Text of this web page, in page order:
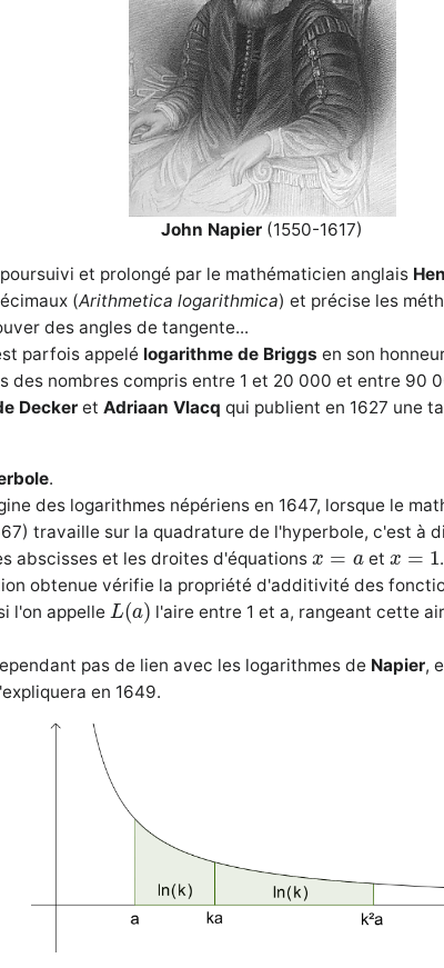
John Napier (1550-1617)
et prolongé par le mathématicien anglais
(Arithmetica logarithmica) et précise les
des angles de tangente...
parfois appelé logarithme de Briggs en son
des nombres compris entre 1 et 20 000 et entre 90
Decker etAdriaan Vlacq qui publient en 1627 une
.
des logarithmes népériens en 1647, lorsque le
travaille sur la quadrature de l'hyperbole, c'est à
abscisses et les droites d'équationsx = a
x=a et x = 1
x=
.
obtenue vérifie la propriété d'additivité des
l'on appelleL(a)
L (a ) l'aire entre 1 et a, rangeant cette
pas de lien avec les logarithmes de Napier,
en 1649.